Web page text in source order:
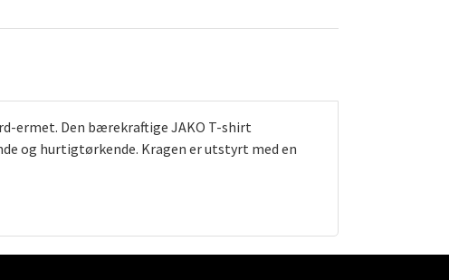
ermet. Den bærekraftige JAKO T-shirt
og hurtigtørkende. Kragen er utstyrt med en